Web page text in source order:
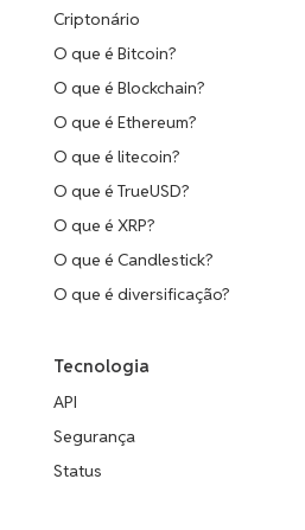
Criptonário
O que é Bitcoin?
O que é Blockchain?
O que é Ethereum?
O que é litecoin?
O que é TrueUSD?
O que é XRP?
O que é Candlestick?
O que é diversificação?
Tecnologia
API
Segurança
Status